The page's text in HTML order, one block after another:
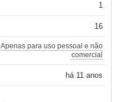
1
16
Apenas para uso pessoal e não
comercial
há 11 anos